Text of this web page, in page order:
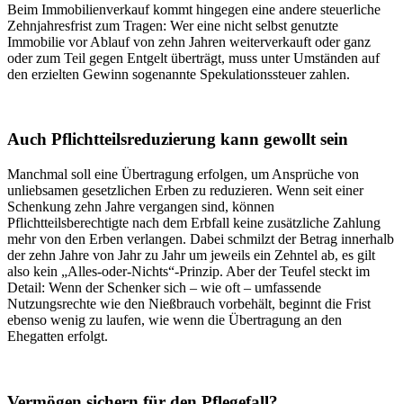
Beim Immobilienverkauf kommt hingegen eine andere steuerliche
Zehnjahresfrist zum Tragen: Wer eine nicht selbst genutzte
Immobilie vor Ablauf von zehn Jahren weiterverkauft oder ganz
oder zum Teil gegen Entgelt überträgt, muss unter Umständen auf
den erzielten Gewinn sogenannte Spekulationssteuer zahlen.
Auch Pflichtteilsreduzierung kann gewollt sein
Manchmal soll eine Übertragung erfolgen, um Ansprüche von
unliebsamen gesetzlichen Erben zu reduzieren. Wenn seit einer
Schenkung zehn Jahre vergangen sind, können
Pflichtteilsberechtigte nach dem Erbfall keine zusätzliche Zahlung
mehr von den Erben verlangen. Dabei schmilzt der Betrag innerhalb
der zehn Jahre von Jahr zu Jahr um jeweils ein Zehntel ab, es gilt
also kein „Alles-oder-Nichts“-Prinzip. Aber der Teufel steckt im
Detail: Wenn der Schenker sich – wie oft – umfassende
Nutzungsrechte wie den Nießbrauch vorbehält, beginnt die Frist
ebenso wenig zu laufen, wie wenn die Übertragung an den
Ehegatten erfolgt.